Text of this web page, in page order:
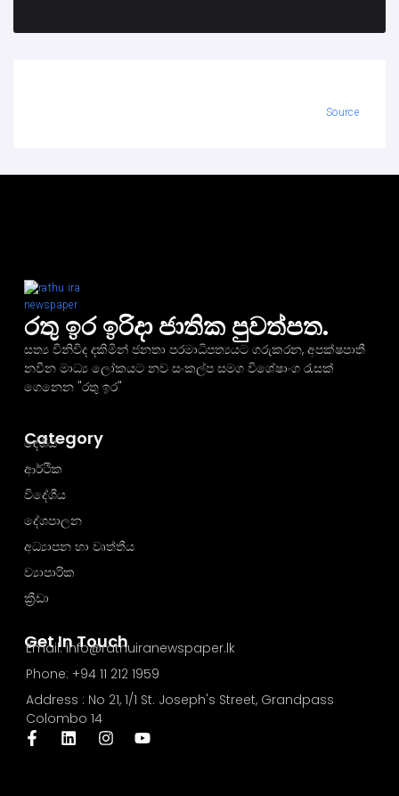
Source
රතු ඉර ඉරිදා ජාතික පුවත්පත.
සත්‍ය විනිවිද දකිමින් ජනතා පරමාධිපත්‍යයට ගරුකරන, අපක්ෂපාතී
නවීන මාධ්‍ය ලෝකයට නව සංකල්ප සමග විශේෂාංග රැසක්
ගෙනෙන "රතු ඉර"
Get In Touch
Email: info@rathuiranewspaper.lk
Phone: +94 11 212 1959
Address : No 21, 1/1 St. Joseph's Street, Grandpass
Colombo 14
Category
දේශීය
ආර්ථික
විදේශීය
දේශපාලන
අධ්‍යාපන හා වෘත්තීය
ව්‍යාපාරික
ක්‍රීඩා